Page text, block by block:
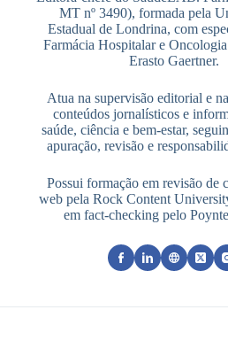
MT nº 3490), formada pela
Estadual de Londrina, com
Farmácia Hospitalar e
Erasto Gaertner.
Atua na supervisão editorial e
conteúdos jornalísticos e
saúde, ciência e bem-estar,
apuração, revisão e
Possui formação em revisão de
web pela Rock Content
em fact-checking pelo